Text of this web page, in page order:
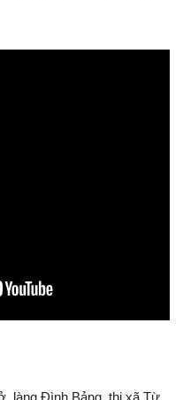
làng Đình Bảng, thị xã Từ